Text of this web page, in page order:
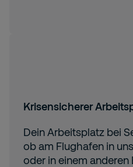
Krisensicherer
Dein Arbeitsplatz bei
ob am Flughafen in
oder in einem